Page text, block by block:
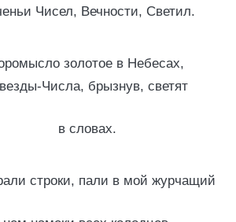
Чисел, Вечности, Светил.
золотое в Небесах,
Числа, брызнув, светят
строки, пали в мой журчащий